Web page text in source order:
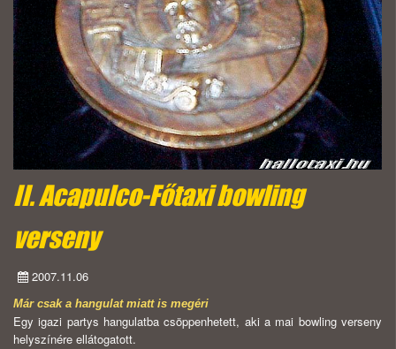
II. Acapulco-Főtaxi bowling
verseny
2007.11.06
Már csak a hangulat miatt is megéri
Egy igazi partys hangulatba csöppenhetett, aki a mai bowling verseny
helyszínére ellátogatott.